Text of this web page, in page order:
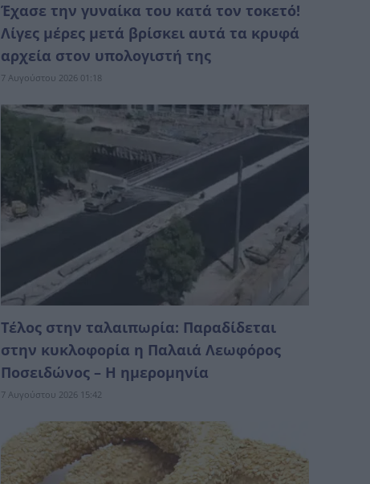
Έχασε την γυναίκα του κατά τον τοκετό!
Λίγες μέρες μετά βρίσκει αυτά τα κρυφά
αρχεία στον υπολογιστή της
7 Αυγούστου 2026 01:18
Τέλος στην ταλαιπωρία: Παραδίδεται
στην κυκλοφορία η Παλαιά Λεωφόρος
Ποσειδώνος – Η ημερομηνία
7 Αυγούστου 2026 15:42